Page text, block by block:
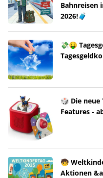
Bahnreisen
2026!🧳
💸🤑
🎲 Die
Features -
🧒
Aktionen